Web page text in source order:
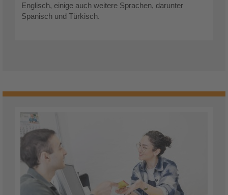
Englisch, einige auch weitere Sprachen, darunter
Spanisch und Türkisch.